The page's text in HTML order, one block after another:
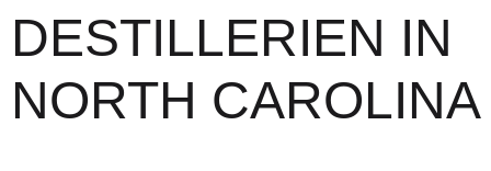
DESTILLERIEN IN
NORTH CAROLINA